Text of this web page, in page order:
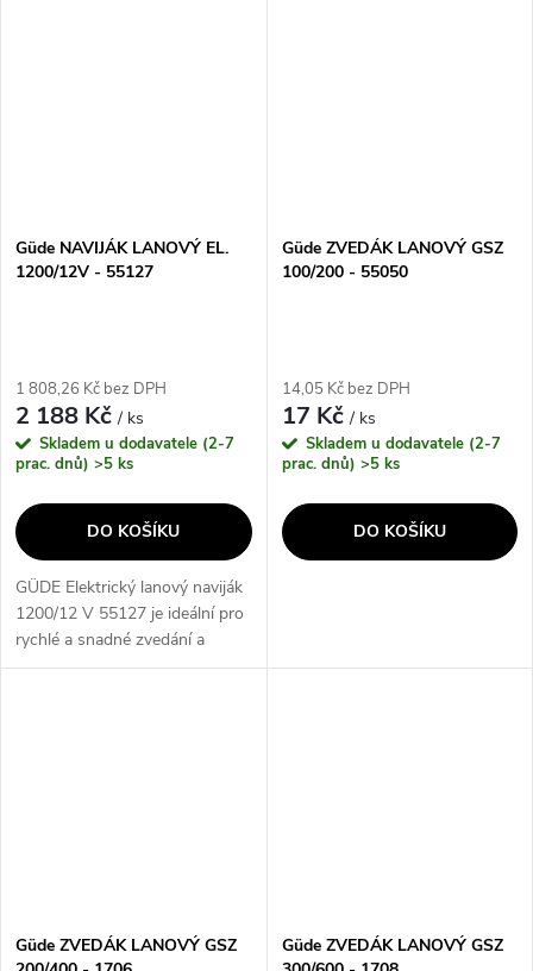
Güde NAVIJÁK LANOVÝ EL.
1200/12V - 55127
1 808,26 Kč bez DPH
2 188 Kč/ ks
Skladem u dodavatele (2-7
prac. dnů) >5 ks
DO KOŠÍKU
GÜDE Elektrický lanový naviják
1200/12 V 55127 je ideální pro
rychlé a snadné zvedání a
spouštění břemen až do
Güde ZVEDÁK LANOVÝ GSZ
100/200 - 55050
14,05 Kč bez DPH
17 Kč/ ks
Skladem u dodavatele (2-7
prac. dnů) >5 ks
DO KOŠÍKU
Güde ZVEDÁK LANOVÝ GSZ
Güde ZVEDÁK LANOVÝ GSZ